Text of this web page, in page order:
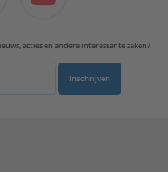
acties en andere interessante zaken?
Inschrijven